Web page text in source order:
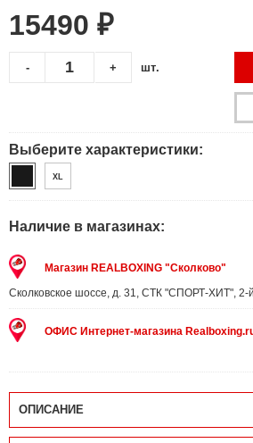
15490 ₽
+
- шт.
Выберите характеристики:
XL
Наличие в магазинах:
Магазин REALBOXING "Сколково"
Сколковское шоссе, д. 31, СТК "СПОРТ-ХИТ", 2-
ОФИС Интернет-магазина
ОПИСАНИЕ